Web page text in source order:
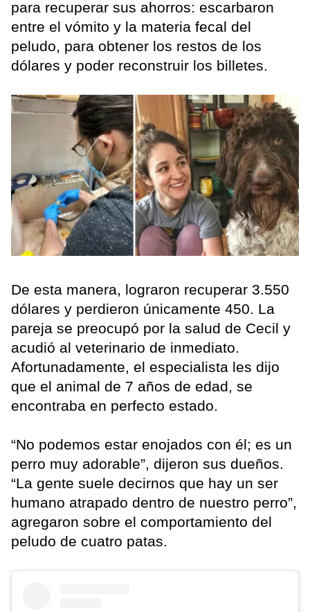
para recuperar sus ahorros: escarbaron
entre el vómito y la materia fecal del
peludo, para obtener los restos de los
dólares y poder reconstruir los billetes.
De esta manera, lograron recuperar 3.550
dólares y perdieron únicamente 450. La
pareja se preocupó por la salud de Cecil y
acudió al veterinario de inmediato.
Afortunadamente, el especialista les dijo
que el animal de 7 años de edad, se
encontraba en perfecto estado.
“No podemos estar enojados con él; es un
perro muy adorable”, dijeron sus dueños.
“La gente suele decirnos que hay un ser
humano atrapado dentro de nuestro perro”,
agregaron sobre el comportamiento del
peludo de cuatro patas.